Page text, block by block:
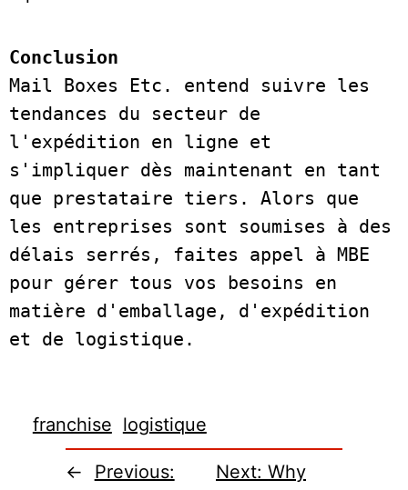
Conclusion
Mail Boxes Etc. entend suivre les
tendances du secteur de
l'expédition en ligne et
s'impliquer dès maintenant en tant
que prestataire tiers. Alors que
les entreprises sont soumises à des
délais serrés, faites appel à MBE
pour gérer tous vos besoins en
matière d'emballage, d'expédition
franchise logistique
←
Previous:
Next:Why